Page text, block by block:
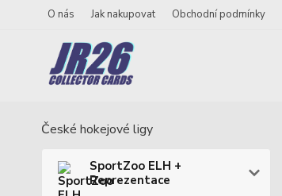
O nás Jak nakupovat Obchodní podmínky
České hokejové ligy
SportZoo ELH +
Reprezentace